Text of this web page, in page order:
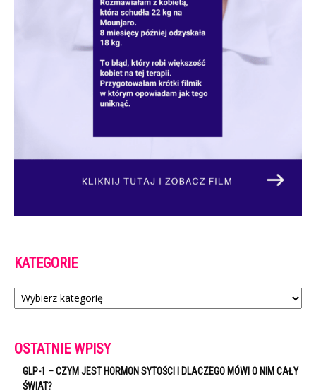
KATEGORIE
Kategorie
OSTATNIE WPISY
GLP-1 – CZYM JEST HORMON SYTOŚCI I DLACZEGO MÓWI O NIM CAŁY
ŚWIAT?